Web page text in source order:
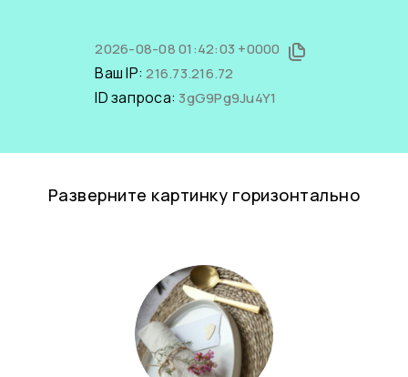
2026-08-08 01:42:03 +0000
Ваш IP:216.73.216.72
ID запроса: 3gG9Pg9Ju4Y1
Разверните картинку горизонтально